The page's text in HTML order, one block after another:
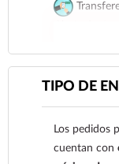
cuenta:
Para esta
nuestro
TIPO DE
Los pedidos
cuentan con